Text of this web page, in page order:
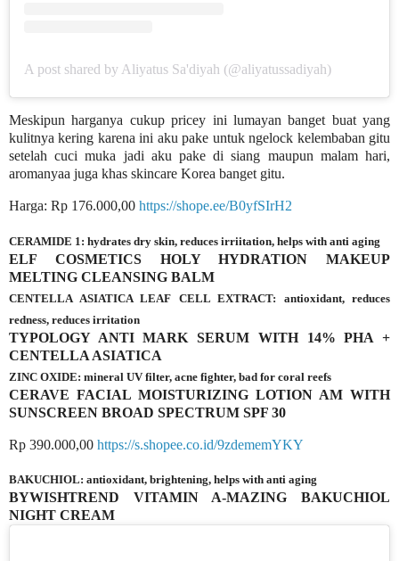
A post shared by Aliyatus Sa'diyah (@aliyatussadiyah)
Meskipun harganya cukup pricey ini lumayan banget buat yang
kulitnya kering karena ini aku pake untuk ngelock kelembaban gitu
setelah cuci muka jadi aku pake di siang maupun malam hari,
aromanyaa juga khas skincare Korea banget gitu.
Harga: Rp 176.000,00 https://shope.ee/B0yfSIrH2
CERAMIDE 1: hydrates dry skin, reduces irriitation, helps with anti aging
ELF COSMETICS HOLY HYDRATION MAKEUP
MELTING CLEANSING BALM
CENTELLA ASIATICA LEAF CELL EXTRACT: antioxidant, reduces
redness, reduces irritation
TYPOLOGY ANTI MARK SERUM WITH 14% PHA +
CENTELLA ASIATICA
ZINC OXIDE: mineral UV filter, acne fighter, bad for coral reefs
CERAVE FACIAL MOISTURIZING LOTION AM WITH
SUNSCREEN BROAD SPECTRUM SPF 30
Rp 390.000,00 https://s.shopee.co.id/9zdememYKY
BAKUCHIOL: antioxidant, brightening, helps with anti aging
BYWISHTREND VITAMIN A-MAZING BAKUCHIOL
NIGHT CREAM